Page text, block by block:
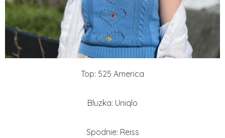
Top: 525 America
Bluzka: Uniqlo
Spodnie: Reiss